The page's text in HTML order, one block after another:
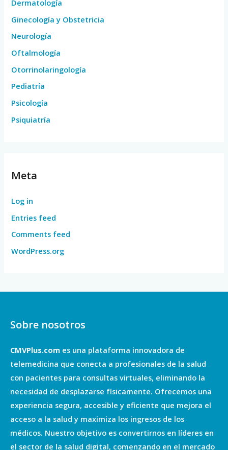
Dermatología
Ginecología y Obstetricia
Neurología
Oftalmología
Otorrinolaringología
Pediatría
Psicología
Psiquiatría
Meta
Log in
Entries feed
Comments feed
WordPress.org
Sobre nosotros
CMVPlus.com es una plataforma innovadora de
telemedicina que conecta a profesionales de la salud
con pacientes para consultas virtuales, eliminando la
necesidad de desplazarse físicamente. Ofrecemos una
experiencia segura, accesible y eficiente que mejora el
acceso a la salud y maximiza los ingresos de los
médicos. Nuestro objetivo es convertirnos en líderes en
el sector de la salud digital, comenzando en el mercado